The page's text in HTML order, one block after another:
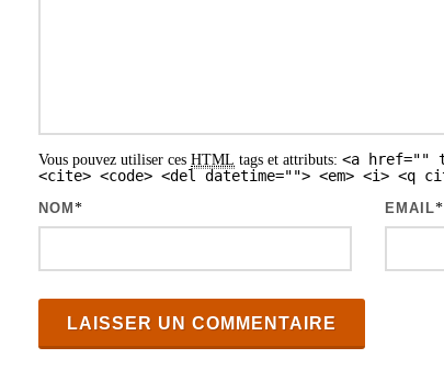
Vous pouvez utiliser ces HTML tags et attributs: <a href=""
<cite> <code> <del datetime=""> <em> <i> <q
NOM * EMAIL*